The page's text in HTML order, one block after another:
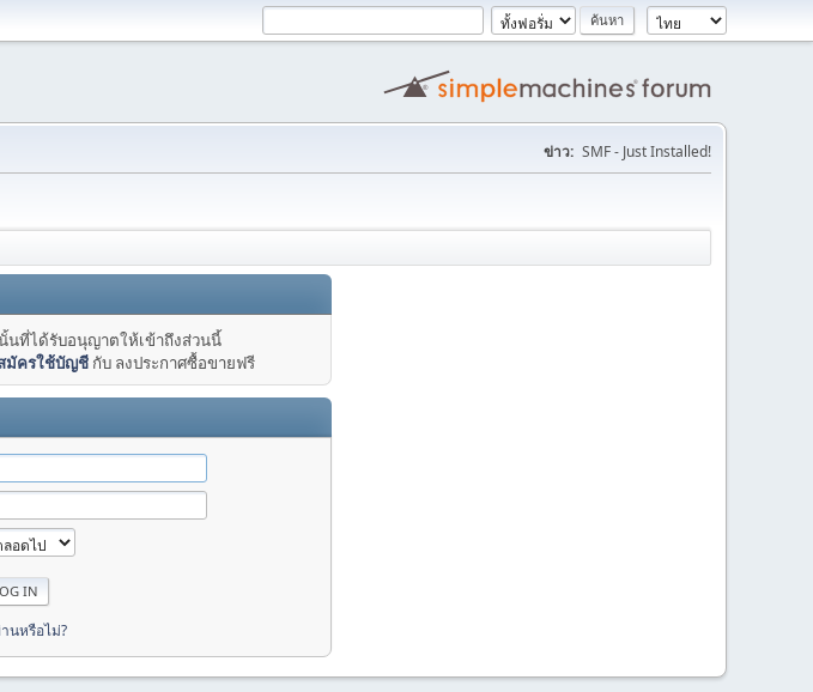
ข่าว: SMF - Just Installed!
นที่ได้รับอนุญาตให้เข้าถึงส่วนนี้
มัครใช้บัญชี กับ ลงประกาศซื้อขายฟรี
นหรือไม่?